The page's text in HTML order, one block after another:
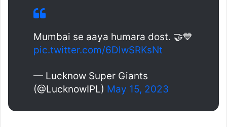
Mumbai se aaya humara dost. 🤝💙
pic.twitter.com/6DlwSRKsNt
— Lucknow Super Giants
(@LucknowIPL) May 15, 2023